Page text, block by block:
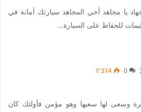
يا مجاهد أخي المجاهد سيارتك أمانة في
للحفاظ على السيارة…
0 1٬314
وسعى لها سعيها وهو مؤمن فأولئك كان